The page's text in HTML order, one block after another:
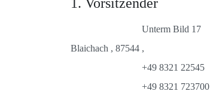
Unterm Bild 17
Blaichach , 87544 ,
+49 8321 22545
+49 8321 723700